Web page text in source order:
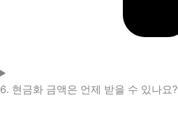
6. 현금화 금액은 언제 받을 수 있나요?